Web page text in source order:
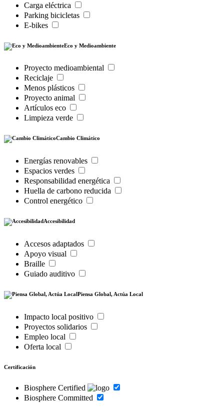
Carga eléctrica
Parking bicicletas
E-bikes
Eco y Medioambiente
Proyecto medioambiental
Reciclaje
Menos plásticos
Proyecto animal
Artículos eco
Limpieza verde
Cambio Climático
Energías renovables
Espacios verdes
Responsabilidad energética
Huella de carbono reducida
Control energético
Accesibilidad
Accesos adaptados
Apoyo visual
Braille
Guiado auditivo
Piensa Global, Actúa Local
Impacto local positivo
Proyectos solidarios
Empleo local
Oferta local
Certificación
Biosphere Certified
Biosphere Committed